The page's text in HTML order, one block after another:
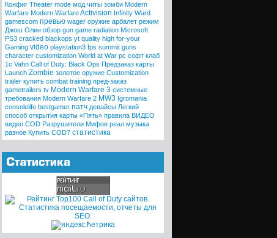
Конфиг Theater mode мод читы зомби Modern
Warfare Modern WarfareActivision Infinity Ward
gamescom превью wager оружие арбалет режим
Джош Олин обзор gun game radiation Microsoft
PS3 cracked blackops yt quality high for-your
Gaming video playstation3 fps summit guns
character customization World at War pc софт клаб
1с Vahn Call of Duty: Black Ops Предзаказ карты
Launch Zombie золотое оружие Customization
trailer купить combat training пред-заказ
gametrailers tv Modern Warfare 3 системные
требования Modern Warfare 2 MW3 Igromania
consolelife bestgamer патч девайсы Легкий
способ открытия карты «Пять» правила ВИДЕО
видео COD Разрушители Мифов реал музыка
разное Купить COD7 статистика